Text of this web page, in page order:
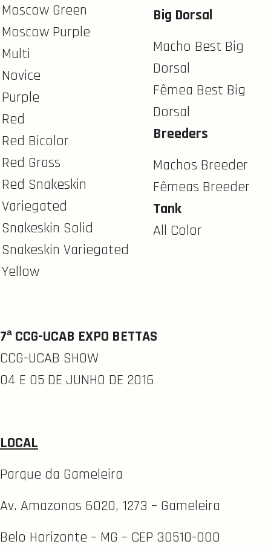
Moscow Green
Moscow Purple
Multi
Novice
Purple
Red
Red Bicolor
Red Grass
Red Snakeskin
Variegated
Snakeskin Solid
Snakeskin Variegated
Yellow
Big Dorsal
Macho Best Big
Dorsal
Fêmea Best Big
Dorsal
Breeders
Machos Breeder
Fêmeas Breeder
Tank
All Color
7ª CCG-UCAB EXPO BETTAS
CCG-UCAB SHOW
04 E 05 DE JUNHO DE 2016
LOCAL
Parque da Gameleira
Av. Amazonas 6020, 1273 – Gameleira
Belo Horizonte – MG – CEP 30510-000